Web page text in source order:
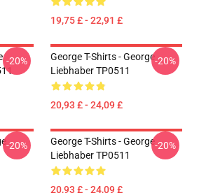
19,75 £ - 22,91 £
-20%
George T-Shirts - George
Liebhaber TP0511
20,93 £ - 24,09 £
-20%
-20%
George T-Shirts - George
Liebhaber TP0511
20,93 £ - 24,09 £
-20%